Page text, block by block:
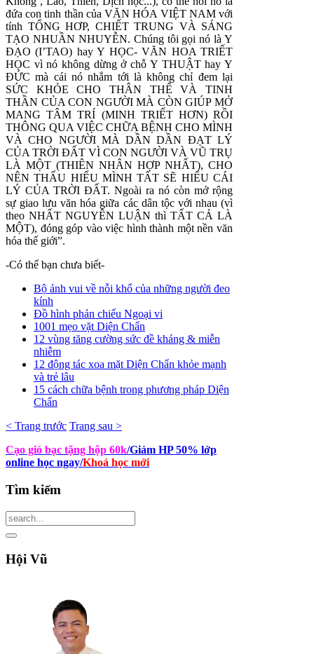
đứa con tinh thần của VĂN HÓA VIỆT NAM với
tính TỔNG HƠP, CHIẾT TRUNG VÀ SÁNG
TẠO NHUẦN NHUYỄN. Chúng tôi gọi nó là Y
ĐẠO (I’TAO) hay Y HỌC- VĂN HOA TRIẾT
HỌC vì nó không dừng ở chỗ Y THUẬT hay Y
ĐỨC mà cái nó nhắm tới là không chỉ đem lại
SỨC KHỎE CHO THÂN THỂ VÀ TINH
THẦN CỦA CON NGƯỜI MÀ CÒN GIÚP MỞ
MANG TÂM TRÍ (MINH TRIẾT HƠN) RỒI
THÔNG QUA VIỆC CHỮA BỆNH CHO MÌNH
VÀ CHO NGƯỜI MÀ DẦN DẦN ĐẠT LÝ
CỦA TRỜI ĐẤT VÌ CON NGƯỜI VÀ VŨ TRỤ
LÀ MỘT (THIÊN NHÂN HỢP NHẤT), CHO
NÊN THẤU HIỂU MÌNH TẤT SẼ HIỂU CÁI
LÝ CỦA TRỜI ĐẤT. Ngoài ra nó còn mở rộng
sự giao lưu văn hóa giữa các dân tộc với nhau (vì
theo NHẤT NGUYÊN LUẬN thì TẤT CẢ LÀ
MỘT), đóng góp vào việc hình thành một nền văn
hóa thế giới”.
-Có thể bạn chưa biết-
Bộ ảnh vui về nỗi khổ của những người đeo
kính
Đồ hình phản chiếu Ngoại vi
1001 mẹo vặt Diện Chẩn
12 vùng tăng cường sức đề kháng & miễn
nhiễm
12 động tác xoa mặt Diện Chẩn khỏe mạnh
và trẻ lâu
15 cách chữa bệnh trong phương pháp Diện
Chẩn
< Trang trước Trang sau >
Cạo gió bạc tặng hộp 60k/Giảm HP 50% lớp
online học ngay/Khoá học mới
Tìm kiếm
Hội Vũ